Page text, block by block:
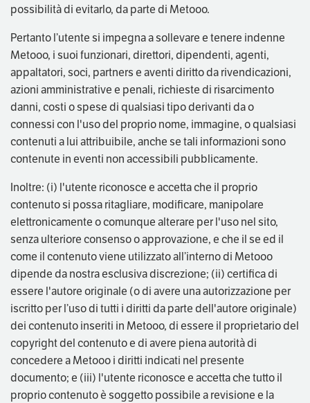
possibilità di evitarlo, da parte di Metooo.
Pertanto l’utente si impegna a sollevare e tenere indenne
Metooo, i suoi funzionari, direttori, dipendenti, agenti,
appaltatori, soci, partners e aventi diritto da rivendicazioni,
azioni amministrative e penali, richieste di risarcimento
danni, costi o spese di qualsiasi tipo derivanti da o
connessi con l'uso del proprio nome, immagine, o qualsiasi
contenuti a lui attribuibile, anche se tali informazioni sono
contenute in eventi non accessibili pubblicamente.
Inoltre: (i) l'utente riconosce e accetta che il proprio
contenuto si possa ritagliare, modificare, manipolare
elettronicamente o comunque alterare per l'uso nel sito,
senza ulteriore consenso o approvazione, e che il se ed il
come il contenuto viene utilizzato all’interno di Metooo
dipende da nostra esclusiva discrezione; (ii) certifica di
essere l'autore originale (o di avere una autorizzazione per
iscritto per l’uso di tutti i diritti da parte dell'autore originale)
dei contenuto inseriti in Metooo, di essere il proprietario del
copyright del contenuto e di avere piena autorità di
concedere a Metooo i diritti indicati nel presente
documento; e (iii) l'utente riconosce e accetta che tutto il
proprio contenuto è soggetto possibile a revisione e la